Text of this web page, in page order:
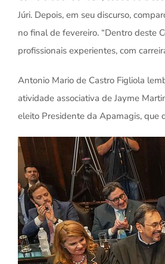
Júri. Depois, em seu discurso,
no final de fevereiro. “Dentro deste
profissionais experientes, com
Antonio Mario de Castro Figliola
atividade associativa de Jayme
eleito Presidente da Apamagis, que